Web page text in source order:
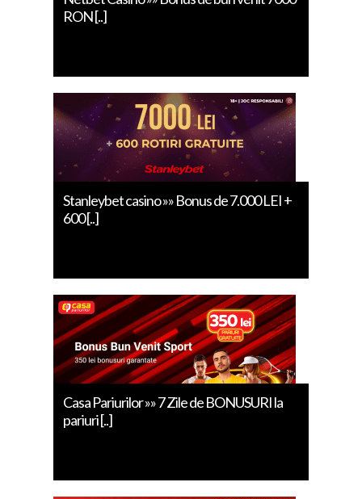
RON [..]
Stanleybet casino »» Bonus de 7.000 LEI +
600 [..]
Casa Pariurilor »» 7 Zile de BONUSURI la
pariuri [..]